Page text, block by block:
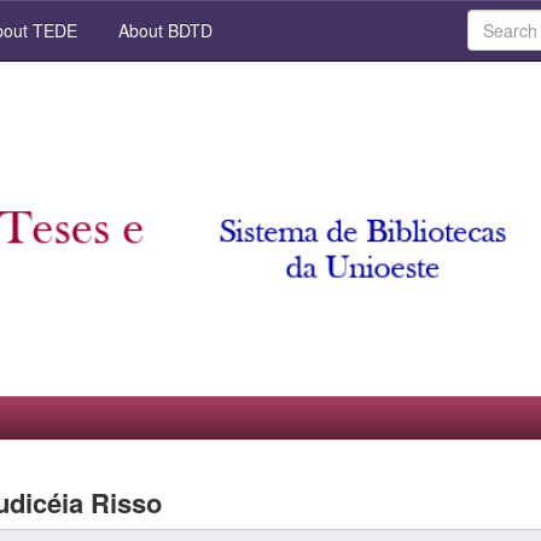
TEDE About BDTD
Risso